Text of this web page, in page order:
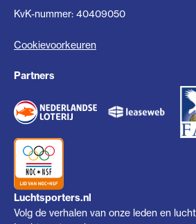
KvK-nummer: 40409050
Cookievoorkeuren
Partners
Luchtsporters.nl
Volg de verhalen van onze leden en